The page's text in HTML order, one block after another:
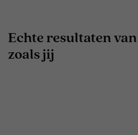
Echte resultaten
zoals jij